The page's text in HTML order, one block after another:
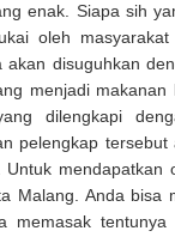
enak. Siapa sih
oleh
akan disuguhkan
menjadi
dilengkapi
pelengkap
Untuk mendapatkan
Malang. Anda bisa
memasak